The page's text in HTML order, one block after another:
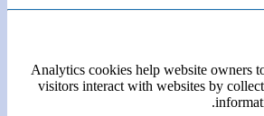
Analytics cookies help website owners
visitors interact with websites by